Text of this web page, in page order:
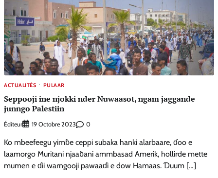
ACTUALITÉS PULAAR
Seppooji ine njokki nder Nuwaasot, ngam jaggande
junngo Palestiin
Éditeur 19 Octobre 2023 0
Ko mbeefeegu yimɓe ceppi subaka hanki alarbaare, ɗoo e
laamorgo Muritani njaaɓani ammbasad Amerik, hollirde mette
mumen e ɗii warngooji pawaaɗi e dow Hamaas. Ɗuum […]